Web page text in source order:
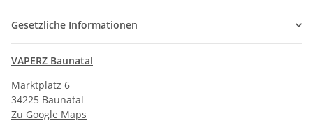
Gesetzliche Informationen
VAPERZ Baunatal
Marktplatz 6
34225 Baunatal
Zu Google Maps